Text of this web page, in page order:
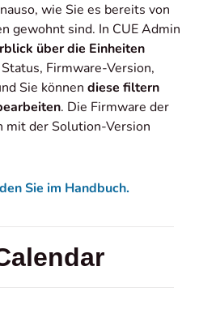
wie Sie es bereits von
gewohnt sind. In CUE Admin
über die Einheiten
Firmware-Version,
Sie können diese filtern
. Die Firmware der
mit der Solution-Version
Sie im Handbuch.